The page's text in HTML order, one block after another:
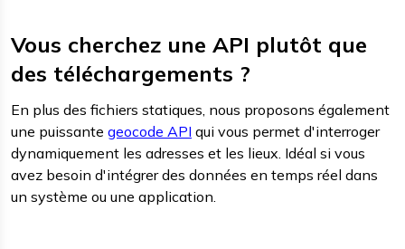
Vous cherchez une API plutôt que
des téléchargements ?
En plus des fichiers statiques, nous proposons également
une puissante geocode API qui vous permet d'interroger
dynamiquement les adresses et les lieux. Idéal si vous
avez besoin d'intégrer des données en temps réel dans
un système ou une application.